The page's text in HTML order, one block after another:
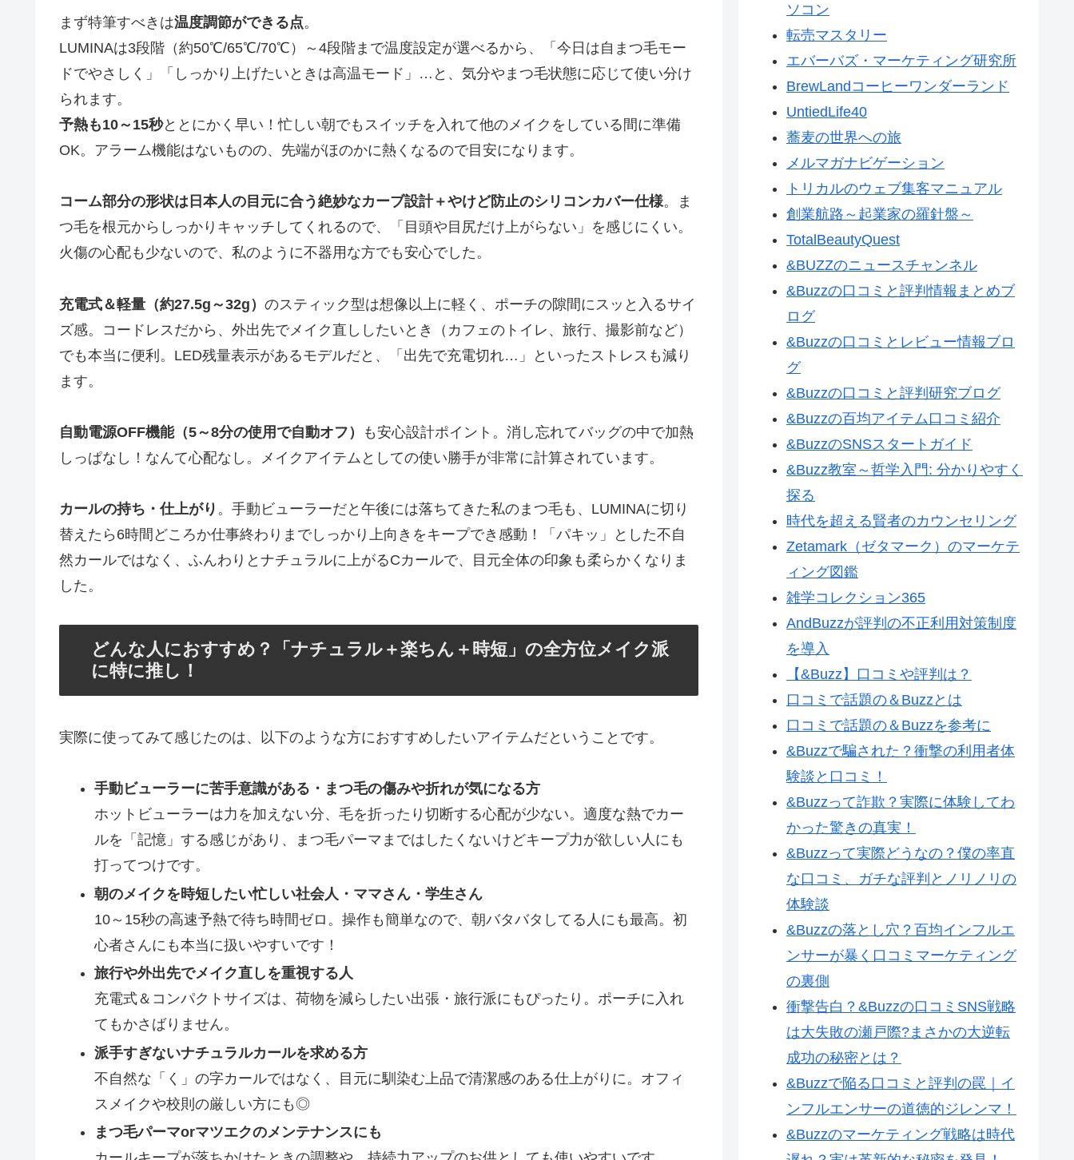
まず特筆すべきは温度調節ができる点。
LUMINAは3段階（約50℃/65℃/70℃）～4段階まで温度設定が選べるから、「今日は自まつ毛モー
ドでやさしく」「しっかり上げたいときは高温モード」…と、気分やまつ毛状態に応じて使い分け
られます。
予熱も10～15秒ととにかく早い！忙しい朝でもスイッチを入れて他のメイクをしている間に準備
OK。アラーム機能はないものの、先端がほのかに熱くなるので目安になります。
コーム部分の形状は日本人の目元に合う絶妙なカーブ設計＋やけど防止のシリコンカバー仕様。ま
つ毛を根元からしっかりキャッチしてくれるので、「目頭や目尻だけ上がらない」を感じにくい。
火傷の心配も少ないので、私のように不器用な方でも安心でした。
充電式＆軽量（約27.5g～32g） のスティック型は想像以上に軽く、ポーチの隙間にスッと入るサイ
ズ感。コードレスだから、外出先でメイク直ししたいとき（カフェのトイレ、旅行、撮影前など）
でも本当に便利。LED残量表示があるモデルだと、「出先で充電切れ…」といったストレスも減り
ます。
自動電源OFF機能（5～8分の使用で自動オフ）
も安心設計ポイント。消し忘れてバッグの中で加熱
しっぱなし！なんて心配なし。メイクアイテムとしての使い勝手が非常に計算されています。
カールの持ち・仕上がり 。手動ビューラーだと午後には落ちてきた私のまつ毛も、LUMINAに切り
替えたら6時間どころか仕事終わりまでしっかり上向きをキープでき感動！「パキッ」とした不自
然カールではなく、ふんわりとナチュラルに上がるCカールで、目元全体の印象も柔らかくなりま
した。
どんな人におすすめ？「ナチュラル＋楽ちん＋時短」の全方位メイク派
に特に推し！
実際に使ってみて感じたのは、以下のような方におすすめしたいアイテムだということです。
手動ビューラーに苦手意識がある・まつ毛の傷みや折れが気になる方
ホットビューラーは力を加えない分、毛を折ったり切断する心配が少ない。適度な熱でカー
ルを「記憶」する感じがあり、まつ毛パーマまではしたくないけどキープ力が欲しい人にも
打ってつけです。
朝のメイクを時短したい忙しい社会人・ママさん・学生さん
10～15秒の高速予熱で待ち時間ゼロ。操作も簡単なので、朝バタバタしてる人にも最高。初
心者さんにも本当に扱いやすいです！
旅行や外出先でメイク直しを重視する人
充電式＆コンパクトサイズは、荷物を減らしたい出張・旅行派にもぴったり。ポーチに入れ
てもかさばりません。
派手すぎないナチュラルカールを求める方
不自然な「く」の字カールではなく、目元に馴染む上品で清潔感のある仕上がりに。オフィ
スメイクや校則の厳しい方にも◎
まつ毛パーマorマツエクのメンテナンスにも
ソコン
転売マスタリー
エバーバズ・マーケティング研究所
BrewLandコーヒーワンダーランド
UntiedLife40
蕎麦の世界への旅
メルマガナビゲーション
トリカルのウェブ集客マニュアル
創業航路～起業家の羅針盤～
TotalBeautyQuest
&BUZZのニュースチャンネル
&Buzzの口コミと評判情報まとめブ
ログ
&Buzzの口コミとレビュー情報ブロ
グ
&Buzzの口コミと評判研究ブログ
&Buzzの百均アイテム口コミ紹介
&BuzzのSNSスタートガイド
&Buzz教室～哲学入門: 分かりやすく
探る
時代を超える賢者のカウンセリング
Zetamark（ゼタマーク）のマーケテ
ィング図鑑
雑学コレクション365
AndBuzzが評判の不正利用対策制度
を導入
【&Buzz】口コミや評判は？
口コミで話題の＆Buzzとは
口コミで話題の＆Buzzを参考に
&Buzzで騙された？衝撃の利用者体
験談と口コミ！
&Buzzって詐欺？実際に体験してわ
かった驚きの真実！
&Buzzって実際どうなの？僕の率直
な口コミ、ガチな評判とノリノリの
体験談
&Buzzの落とし穴？百均インフルエ
ンサーが暴く口コミマーケティング
の裏側
衝撃告白？&Buzzの口コミSNS戦略
は大失敗の瀬戸際?まさかの大逆転
成功の秘密とは？
&Buzzで陥る口コミと評判の罠｜イ
ンフルエンサーの道徳的ジレンマ！
&Buzzのマーケティング戦略は時代